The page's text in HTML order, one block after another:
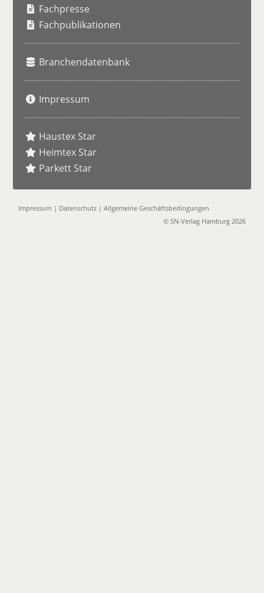
Fachpresse
Fachpublikationen
Branchendatenbank
Impressum
Haustex Star
Heimtex Star
Parkett Star
Impressum | Datenschutz |Allgemeine Geschäftsbedingungen
© SN-Verlag Hamburg 2026